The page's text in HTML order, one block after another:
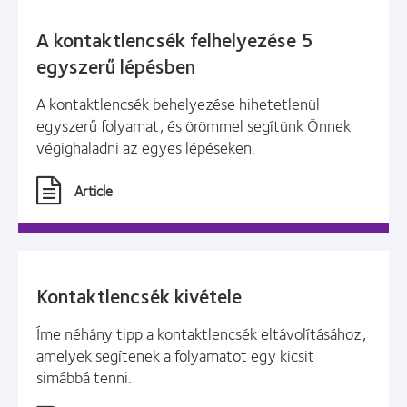
A kontaktlencsék felhelyezése 5
egyszerű lépésben
A kontaktlencsék behelyezése hihetetlenül
egyszerű folyamat, és örömmel segítünk Önnek
végighaladni az egyes lépéseken.
Article
Kontaktlencsék kivétele
Íme néhány tipp a kontaktlencsék eltávolításához,
amelyek segítenek a folyamatot egy kicsit
simábbá tenni.